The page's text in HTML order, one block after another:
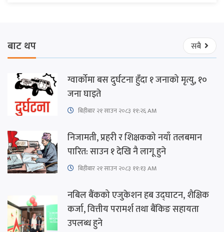
बाट थप सबै
ग्वार्कोमा बस दुर्घटना हुँदा १ जनाको मृत्यु, १०
जना घाइते
बिहीबार २१ साउन २०८३ ११:२६ AM
निजामती, प्रहरी र शिक्षकको नयाँ तलबमान
पारित: साउन १ देखि नै लागू हुने
बिहीबार २१ साउन २०८३ ११:१३ AM
नबिल बैंकको एजुकेशन हब उद्घाटन, शैक्षिक
कर्जा, वित्तीय परामर्श तथा बैंकिङ सहायता
उपलब्ध हुने